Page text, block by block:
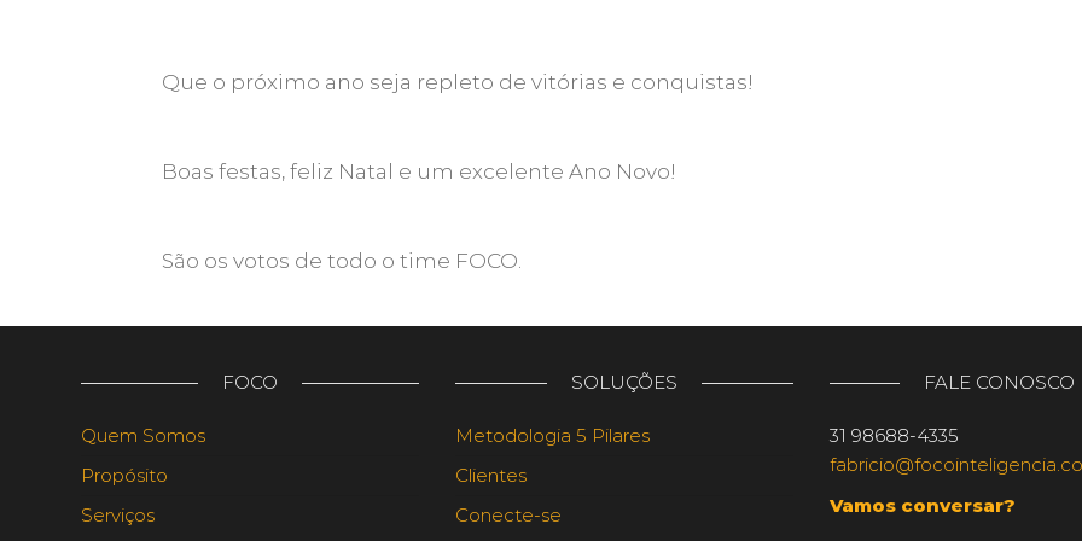
Que o próximo ano seja repleto de vitórias e conquistas!
Boas festas, feliz Natal e um excelente Ano Novo!
São os votos de todo o time FOCO.
FOCO
Quem Somos
Propósito
Serviços
SOLUÇÕES
Metodologia 5 Pilares
Clientes
Conecte-se
FALE CONOSCO
31 98688-4335
Vamos conversar?